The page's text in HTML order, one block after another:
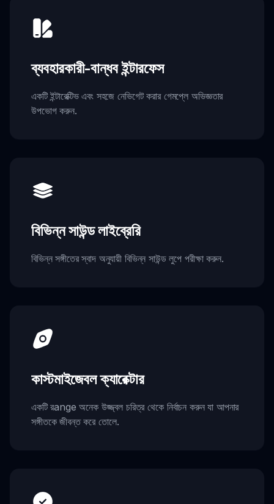
ব্যবহারকারী-বান্ধব ইন্টারফেস
একটি ইন্টারেক্টিভ এবং সহজে নেভিগেট করার গেমপ্লে অভিজ্ঞতার
উপভোগ করুন.
বিভিন্ন সাউন্ড লাইব্রেরি
বিভিন্ন সঙ্গীতের স্বাদ অনুযায়ী বিভিন্ন সাউন্ড লুপে পরীক্ষা করুন.
কাস্টমাইজেবল ক্যারেক্টার
একটি রange অনেক উজ্জ্বল চরিত্র থেকে নির্বাচন করুন যা আপনার
সঙ্গীতকে জীবন্ত করে তোলে.